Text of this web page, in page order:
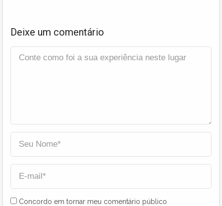
Deixe um comentário
Concordo em tornar meu comentário público